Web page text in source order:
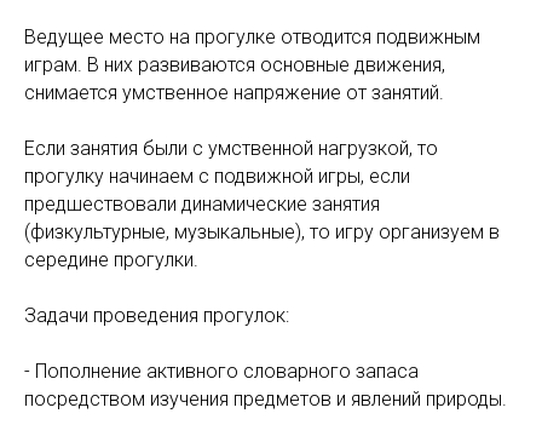
Ведущее место на прогулке отводится подвижным
играм. В них развиваются основные движения,
снимается умственное напряжение от занятий.
Если занятия были с умственной нагрузкой, то
прогулку начинаем с подвижной игры, если
предшествовали динамические занятия
(физкультурные, музыкальные), то игру организуем в
середине прогулки.
Задачи проведения прогулок:
- Пополнение активного словарного запаса
посредством изучения предметов и явлений природы.